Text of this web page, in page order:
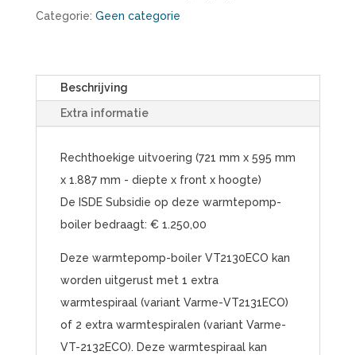
270
B2B
aantal
Categorie: Geen categorie
Beschrijving
Extra informatie
Rechthoekige uitvoering (721 mm x 595 mm
x 1.887 mm - diepte x front x hoogte)
De ISDE Subsidie op deze warmtepomp-
boiler bedraagt: € 1.250,00
Deze warmtepomp-boiler VT2130ECO kan
worden uitgerust met 1 extra
warmtespiraal (variant Varme-VT2131ECO)
of 2 extra warmtespiralen (variant Varme-
VT-2132ECO). Deze warmtespiraal kan